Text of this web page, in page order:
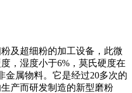
及超细粉的加工设备，此微
，湿度小于6%，莫氏硬度在
金属物料。它是经过20多次的
产而研发制造的新型磨粉